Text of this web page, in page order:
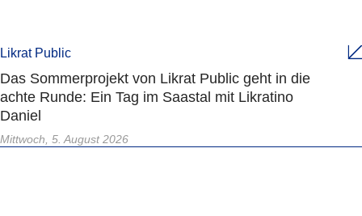
Likrat Public
Das Sommerprojekt von Likrat Public geht in die
achte Runde: Ein Tag im Saastal mit Likratino
Daniel
Mittwoch, 5. August 2026